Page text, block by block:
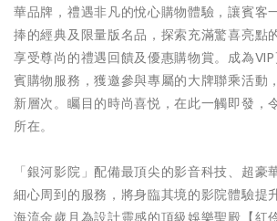
華品牌，禮遇非凡的悅心購物體驗，讓賓客
捧的經典及限量版名品，探索充滿驚喜亮點
享受尊尚的禮遇回饋及優惠購物賞。成為
賓購物服務，獲邀參與專屬的大牌聯乘活動
新層次。矚目的時尚喜悦，在此一觸即發，
所在。
「銀河影院」配備最頂尖的影音科技、超豪
細心周到的服務，將身臨其境的影院體驗提
海流金歲月為設計靈感的頂級娛樂聖殿【紅